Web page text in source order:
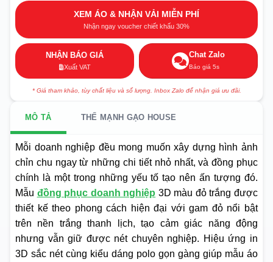
XEM ÁO & NHẬN VẢI MIỄN PHÍ
Nhận ngay voucher chiết khấu 30%
NHẬN BÁO GIÁ
Xuất VAT
Chat Zalo
Báo giá 5s
* Giá tham khảo, tùy chất liệu và số lượng. Inbox Zalo để nhận giá ưu đãi.
MÔ TẢ THẾ MẠNH GẠO HOUSE
Mỗi doanh nghiệp đều mong muốn xây dựng hình ảnh
chỉn chu ngay từ những chi tiết nhỏ nhất, và đồng phục
chính là một trong những yếu tố tạo nên ấn tượng đó.
Mẫu đồng phục doanh nghiệp 3D màu đỏ trắng được
thiết kế theo phong cách hiện đại với gam đỏ nổi bật
trên nền trắng thanh lịch, tạo cảm giác năng động
nhưng vẫn giữ được nét chuyên nghiệp. Hiệu ứng in
3D sắc nét cùng kiểu dáng polo gọn gàng giúp mẫu áo